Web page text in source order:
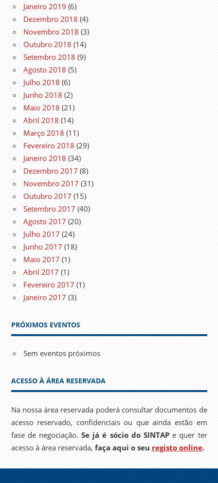
Janeiro 2019 (6)
Dezembro 2018 (4)
Novembro 2018 (3)
Outubro 2018 (14)
Setembro 2018 (9)
Agosto 2018 (5)
Julho 2018 (6)
Junho 2018 (2)
Maio 2018 (21)
Abril 2018 (14)
Março 2018 (11)
Fevereiro 2018 (29)
Janeiro 2018 (34)
Dezembro 2017 (8)
Novembro 2017 (31)
Outubro 2017 (15)
Setembro 2017 (40)
Agosto 2017 (20)
Julho 2017 (24)
Junho 2017 (18)
Maio 2017 (1)
Abril 2017 (1)
Fevereiro 2017 (1)
Janeiro 2017 (3)
PRÓXIMOS EVENTOS
Sem eventos próximos
ACESSO À ÁREA RESERVADA
Na nossa área reservada poderá consultar documentos de
acesso reservado, confidenciais ou que ainda estão em
fase de negociação.Se já é sócio do SINTAPe quer ter
acesso à área reservada, faça aqui o seu registo online.